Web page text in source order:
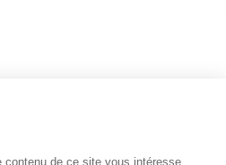
contenu de ce site vous intéresse